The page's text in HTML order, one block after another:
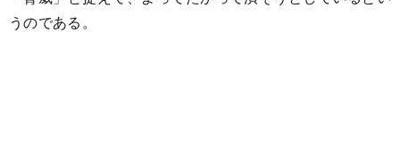
うのである。